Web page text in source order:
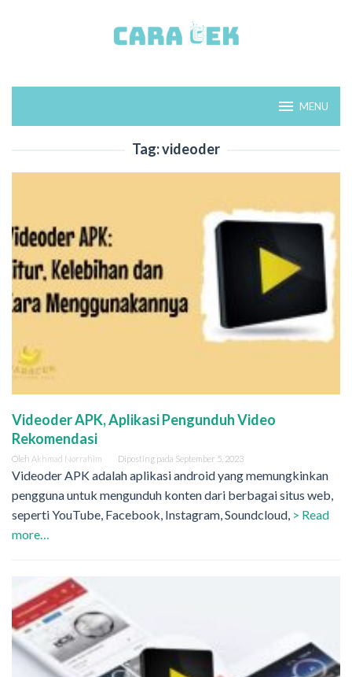
MENU
Tag:videoder
Videoder APK, Aplikasi Pengunduh Video
Rekomendasi
Oleh Akhmad Norrahim Diposting pada September 5, 2023
Videoder APK adalah aplikasi android yang memungkinkan
pengguna untuk mengunduh konten dari berbagai situs web,
seperti YouTube, Facebook, Instagram, Soundcloud, > Read
more…